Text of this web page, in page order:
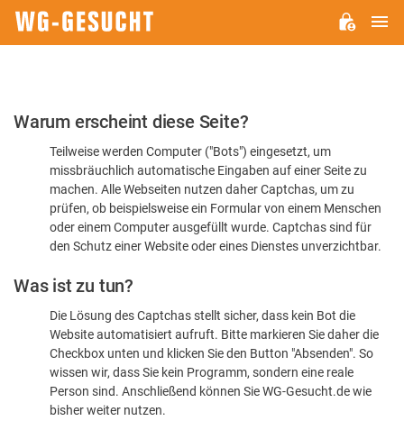
Bitte
dass
sind
Warum erscheint diese Seite?
Teilweise werden Computer ("Bots") eingesetzt, um
missbräuchlich automatische Eingaben auf einer Seite zu
machen. Alle Webseiten nutzen daher Captchas, um zu
prüfen, ob beispielsweise ein Formular von einem Menschen
oder einem Computer ausgefüllt wurde. Captchas sind für
den Schutz einer Website oder eines Dienstes unverzichtbar.
Was ist zu tun?
Die Lösung des Captchas stellt sicher, dass kein Bot die
Website automatisiert aufruft. Bitte markieren Sie daher die
Checkbox unten und klicken Sie den Button "Absenden". So
wissen wir, dass Sie kein Programm, sondern eine reale
Person sind. Anschließend können Sie WG-Gesucht.de wie
bisher weiter nutzen.